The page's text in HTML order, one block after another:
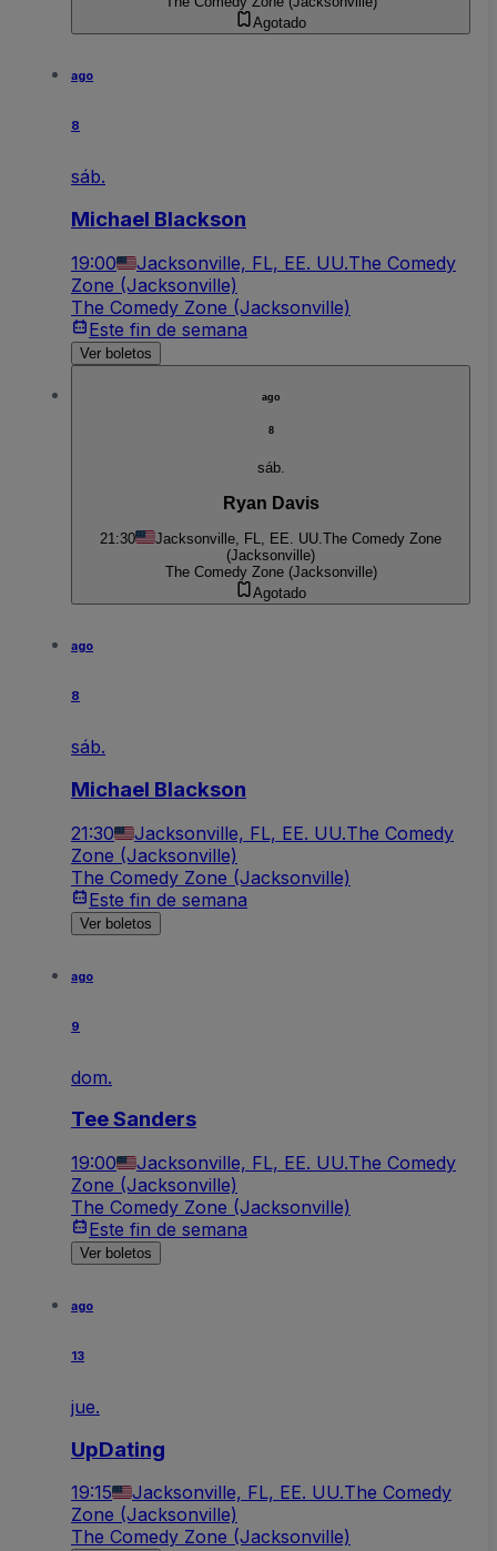
Agotado
ago
8
sáb.
Michael Blackson
19:00 Jacksonville, FL, EE. UU.The Comedy
Zone (Jacksonville)
The Comedy Zone (Jacksonville)
Este fin de semana
Ver boletos
ago
8
sáb.
Ryan Davis
21:30 Jacksonville, FL, EE. UU.The Comedy Zone
(Jacksonville)
The Comedy Zone (Jacksonville)
Agotado
ago
8
sáb.
Michael Blackson
21:30 Jacksonville, FL, EE. UU.The Comedy
Zone (Jacksonville)
The Comedy Zone (Jacksonville)
Este fin de semana
Ver boletos
ago
9
dom.
Tee Sanders
19:00 Jacksonville, FL, EE. UU.The Comedy
Zone (Jacksonville)
The Comedy Zone (Jacksonville)
Este fin de semana
Ver boletos
ago
13
jue.
UpDating
19:15 Jacksonville, FL, EE. UU.The Comedy
Zone (Jacksonville)
The Comedy Zone (Jacksonville)